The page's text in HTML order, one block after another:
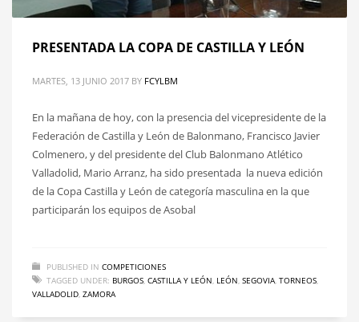
PRESENTADA LA COPA DE CASTILLA Y LEÓN
MARTES, 13 JUNIO 2017 BY FCYLBM
En la mañana de hoy, con la presencia del vicepresidente de la
Federación de Castilla y León de Balonmano, Francisco Javier
Colmenero, y del presidente del Club Balonmano Atlético
Valladolid, Mario Arranz, ha sido presentada la nueva edición
de la Copa Castilla y León de categoría masculina en la que
participarán los equipos de Asobal
PUBLISHED IN COMPETICIONES
TAGGED UNDER: BURGOS CASTILLA Y LEÓN LEÓN SEGOVIA TORNEOS
VALLADOLID ZAMORA